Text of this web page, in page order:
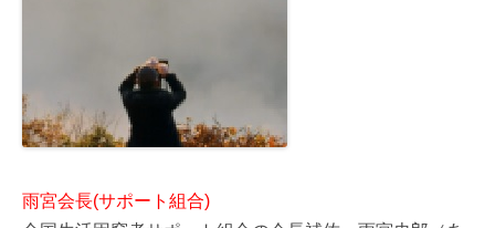
雨宮会長(サポート組合)